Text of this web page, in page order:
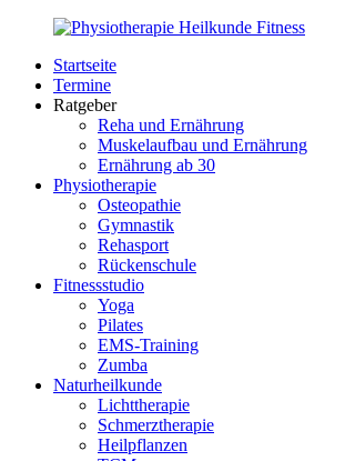
Zurück
Inhalt
PhysioMed-
Fit.de
Gesundheit
Startseite
Termine
Ratgeber
Reha und Ernährung
Muskelaufbau und Ernährung
Ernährung ab 30
Physiotherapie
Osteopathie
Gymnastik
Rehasport
Rückenschule
Fitnessstudio
Yoga
Pilates
EMS-Training
Zumba
Naturheilkunde
Lichttherapie
Schmerztherapie
Heilpflanzen